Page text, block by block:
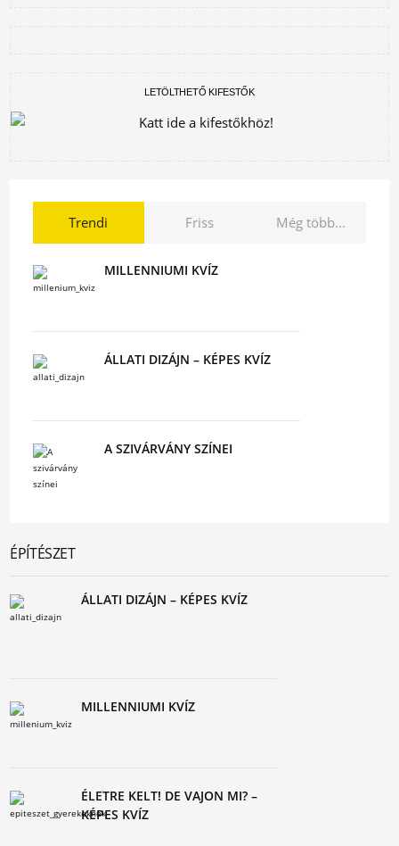
LETÖLTHETŐ KIFESTŐK
Trendi Friss Még több...
MILLENNIUMI KVÍZ
ÁLLATI DIZÁJN – KÉPES KVÍZ
A SZIVÁRVÁNY SZÍNEI
ÉPÍTÉSZET
ÁLLATI DIZÁJN – KÉPES KVÍZ
MILLENNIUMI KVÍZ
ÉLETRE KELT! DE VAJON MI? –
KÉPES KVÍZ